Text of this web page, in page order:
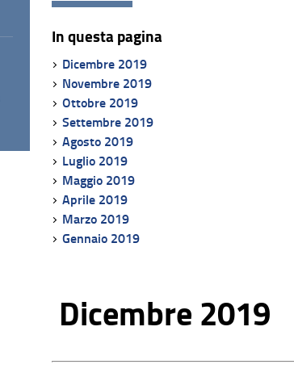
In questa pagina
Dicembre 2019
Novembre 2019
Ottobre 2019
Settembre 2019
Agosto 2019
Luglio 2019
Maggio 2019
Aprile 2019
Marzo 2019
Gennaio 2019
Dicembre 2019